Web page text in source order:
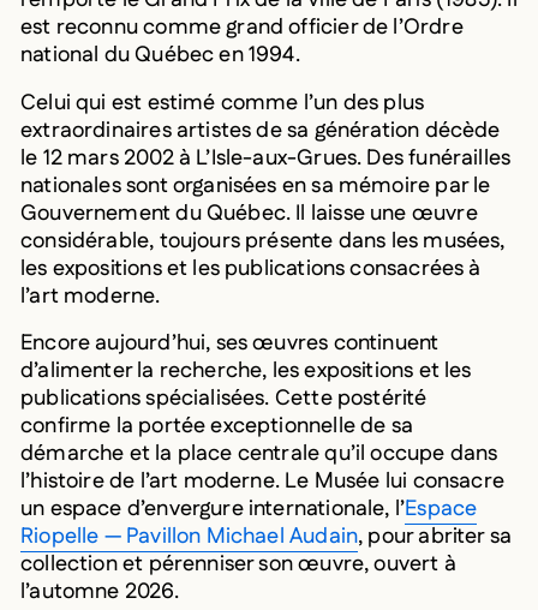
est reconnu comme grand officier de l’Ordre
national du Québec en 1994.
Celui qui est estimé comme l’un des plus
extraordinaires artistes de sa génération décède
le 12 mars 2002 à L’Isle-aux-Grues. Des funérailles
nationales sont organisées en sa mémoire par le
Gouvernement du Québec. Il laisse une œuvre
considérable, toujours présente dans les musées,
les expositions et les publications consacrées à
l’art moderne.
Encore aujourd’hui, ses œuvres continuent
d’alimenter la recherche, les expositions et les
publications spécialisées. Cette postérité
confirme la portée exceptionnelle de sa
démarche et la place centrale qu’il occupe dans
l’histoire de l’art moderne. Le Musée lui consacre
un espace d’envergure internationale, l’Espace
Riopelle — Pavillon Michael Audain, pour abriter sa
collection et pérenniser son œuvre, ouvert à
l’automne 2026.